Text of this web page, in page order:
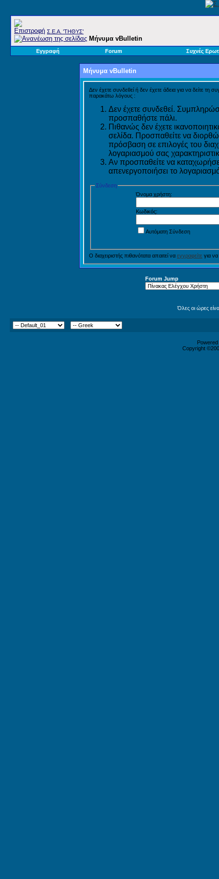
Σ.E.A. 'ΤΗΘΥΣ'
Μήνυμα vBulletin
Εγγραφή Forum Συχνές
Μήνυμα vBulletin
Δεν έχετε συνδεθεί ή δεν έχετε άδεια για να δείτε τη
παρακάτω λόγους :
Δεν έχετε συνδεθεί.
προσπαθήστε πάλι.
Πιθανώς δεν έχετε
σελίδα. Προσπαθείτε να
πρόσβαση σε επιλογές του
λογαριασμού σας
Αν προσπαθείτε να
απενεργοποιήσει το
Σύνδεση
Όνομα χρήστη:
Κωδικός:
Αυτόματη Σύνδεση
Ο διαχειριστής πιθανότατα απαιτεί να εγγραφείτε για
Forum Jump
Όλες οι ώρες
Copyright